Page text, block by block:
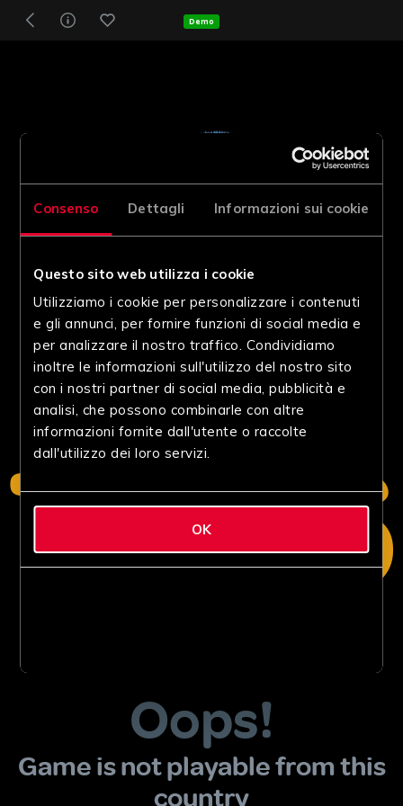
Consenso Dettagli Informazioni sui cookie
Questo sito web utilizza i cookie
Utilizziamo i cookie per personalizzare i contenuti
e gli annunci, per fornire funzioni di social media e
per analizzare il nostro traffico. Condividiamo
inoltre le informazioni sull'utilizzo del nostro sito
con i nostri partner di social media, pubblicità e
analisi, che possono combinarle con altre
informazioni fornite dall'utente o raccolte
dall'utilizzo dei loro servizi.
OK
Demo